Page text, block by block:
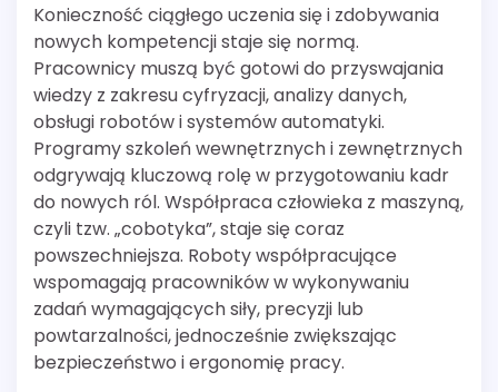
Konieczność ciągłego uczenia się i zdobywania
nowych kompetencji staje się normą.
Pracownicy muszą być gotowi do przyswajania
wiedzy z zakresu cyfryzacji, analizy danych,
obsługi robotów i systemów automatyki.
Programy szkoleń wewnętrznych i zewnętrznych
odgrywają kluczową rolę w przygotowaniu kadr
do nowych ról. Współpraca człowieka z maszyną,
czyli tzw. „cobotyka”, staje się coraz
powszechniejsza. Roboty współpracujące
wspomagają pracowników w wykonywaniu
zadań wymagających siły, precyzji lub
powtarzalności, jednocześnie zwiększając
bezpieczeństwo i ergonomię pracy.